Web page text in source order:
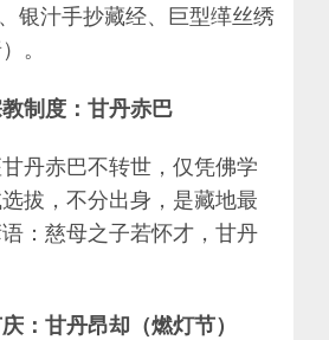
银汁手抄藏经、巨型缂丝绣
。
制度：甘丹赤巴
丹赤巴不转世，仅凭佛学
拔，不分出身，是藏地最
：慈母之子若怀才，甘丹
：甘丹昂却（燃灯节）